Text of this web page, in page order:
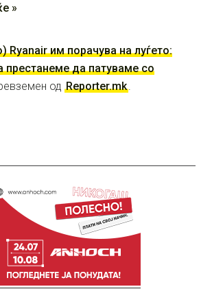
»
Ryanair им порачува на луѓето:
престанеме да патуваме со
од Reporter.mk.